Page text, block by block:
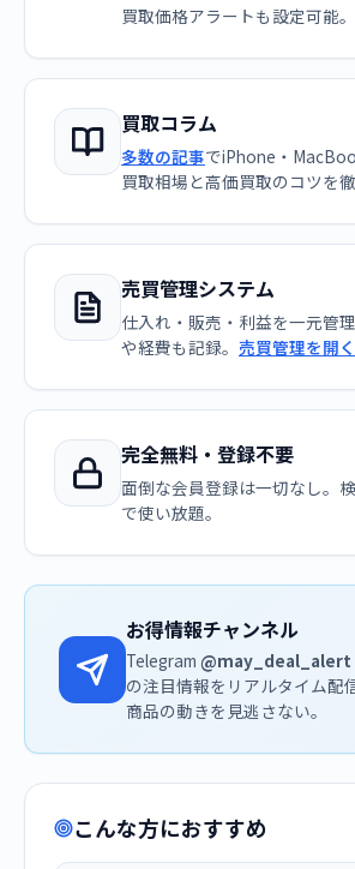
買取価格アラートも設定可能。
買取コラム
多数の記事でiPhone・
買取相場と高価買取のコツを徹
売買管理システム
仕入れ・販売・利益を一元管
や経費も記録。 売買管理を開
完全無料・登録不要
面倒な会員登録は一切なし。
で使い放題。
お得情報チャンネル
Telegram @may_deal_alert
の注目情報をリアルタイム配
商品の動きを見逃さない。
こんな方におすすめ